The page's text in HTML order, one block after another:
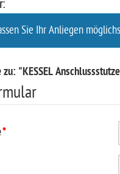
Sie Ihr Anliegen
"KESSEL
*